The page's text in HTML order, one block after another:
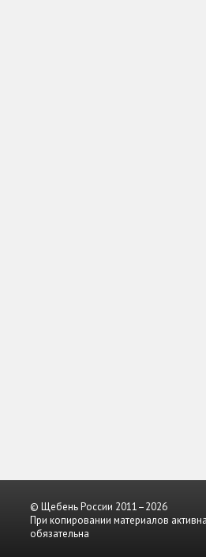
© Щебень России 2011–2026
При копировании материалов
обязательна